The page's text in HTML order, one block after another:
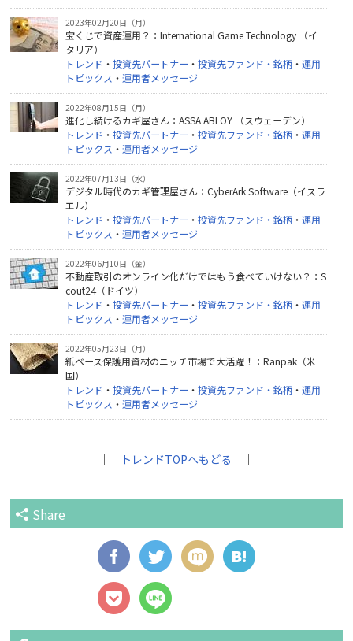
2023年02月20日（月）
宝くじで資産運用？：International Game Technology （イ
タリア）
トレンド ・投資先パートナー ・投資先ファンド・銘柄 ・運用
トピックス ・運用者メッセージ
2022年08月15日（月）
進化し続けるカギ屋さん：ASSA ABLOY （スウェーデン）
トレンド ・投資先パートナー ・投資先ファンド・銘柄 ・運用
トピックス ・運用者メッセージ
2022年07月13日（水）
デジタル時代のカギ管理屋さん：CyberArk Software（イスラ
エル）
トレンド ・投資先パートナー ・投資先ファンド・銘柄 ・運用
トピックス ・運用者メッセージ
2022年06月10日（金）
不動産取引のオンライン化だけではもう食べていけない？：S
cout24（ドイツ）
トレンド ・投資先パートナー ・投資先ファンド・銘柄 ・運用
トピックス ・運用者メッセージ
2022年05月23日（月）
紙ベース保護用資材のニッチ市場で大活躍！：Ranpak（米
国）
トレンド ・投資先パートナー ・投資先ファンド・銘柄 ・運用
トピックス ・運用者メッセージ
｜ トレンドTOPへもどる ｜
Share